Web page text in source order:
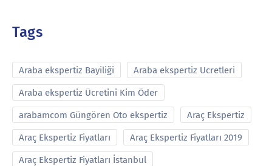
Tags
Araba ekspertiz Bayiliği Araba ekspertiz Ucretleri
Araba ekspertiz Ücretini Kim Öder
arabamcom Güngören Oto ekspertiz Araç Ekspertiz
Araç Ekspertiz Fiyatları Araç Ekspertiz Fiyatları 2019
Araç Ekspertiz Fiyatları İstanbul